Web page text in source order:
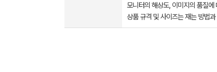
모니터의 해상도, 이미지의 품질
상품 규격 및 사이즈는 재는 방법